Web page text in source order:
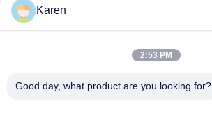
Karen
2:53 PM
Good day, what product are you looking for?